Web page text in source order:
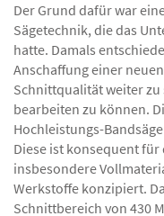
Der Grund dafür war
Sägetechnik, die das
hatte. Damals
Anschaffung einer
Schnittqualität weiter
bearbeiten zu können.
Hochleistungs-
Diese ist konsequent
insbesondere
Werkstoffe konzipiert.
Schnittbereich von 430